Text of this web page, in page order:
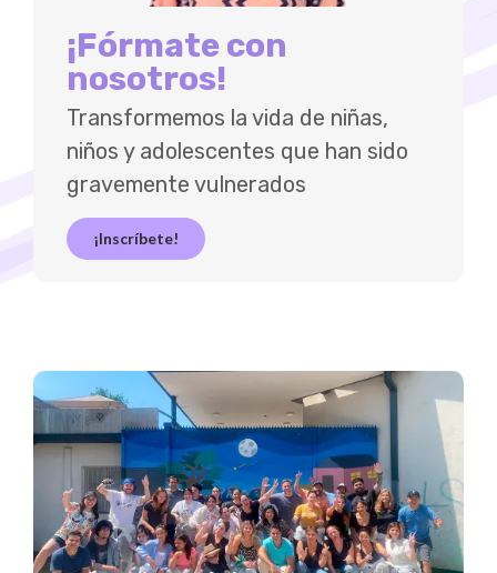
¡Fórmate con
nosotros!
Transformemos la vida de niñas,
niños y adolescentes que han sido
gravemente vulnerados
¡Inscríbete!